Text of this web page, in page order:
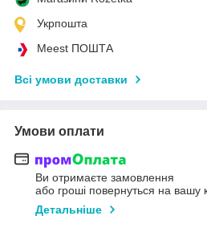
Укрпошта
Meest ПОШТА
Всі умови доставки
Умови оплати
Ви отримаєте замовлення
або гроші повернуться на вашу
Детальніше